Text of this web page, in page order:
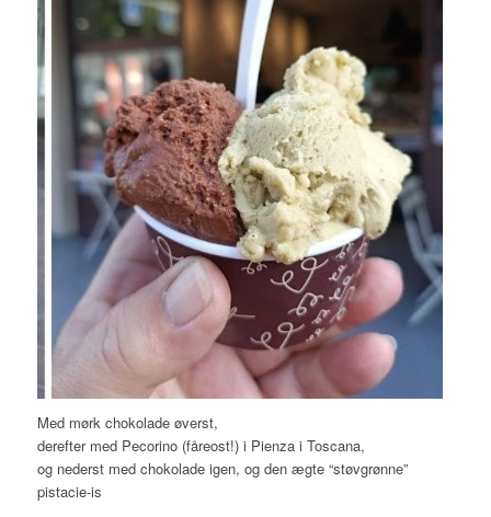
Med mørk chokolade øverst,
derefter med Pecorino (fåreost!) i Pienza i Toscana,
og nederst med chokolade igen, og den ægte “støvgrønne”
pistacie-is